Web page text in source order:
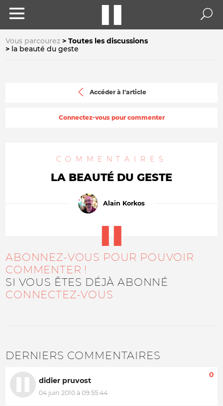
Vous parcourez
Toutes les discussions
la beauté du geste
Accéder à l'article
Connectez-vous pour commenter
COMMENTAIRES
LA BEAUTÉ DU GESTE
Alain Korkos
ABONNEZ-VOUS POUR POUVOIR
COMMENTER !
SI VOUS ÊTES DÉJÀ ABONNÉ
CONNECTEZ-VOUS
DERNIERS COMMENTAIRES
didier pruvost
04 juin 2010 à 09:55:44
0